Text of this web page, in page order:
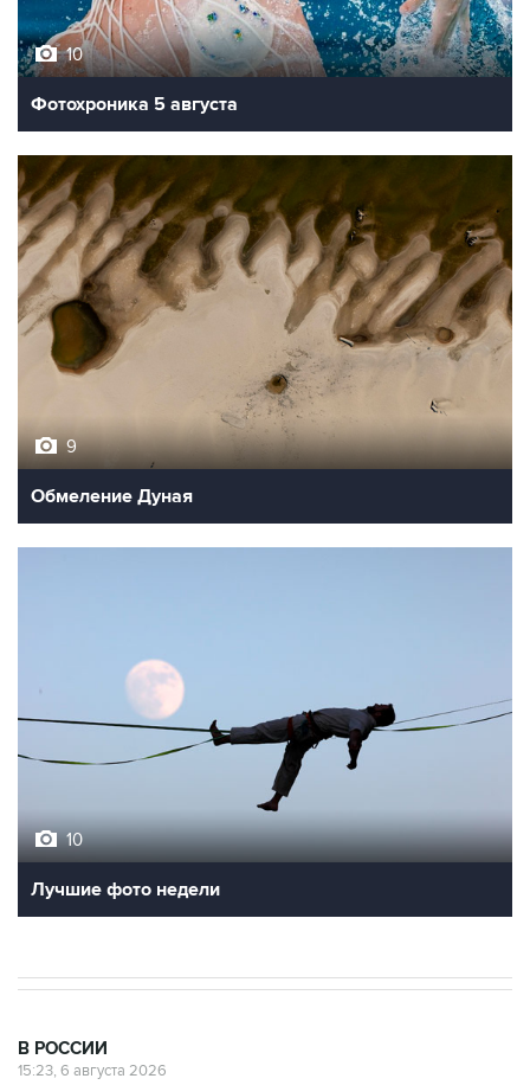
10
Фотохроника 5 августа
9
Обмеление Дуная
10
Лучшие фото недели
В РОССИИ
15:23, 6 августа 2026